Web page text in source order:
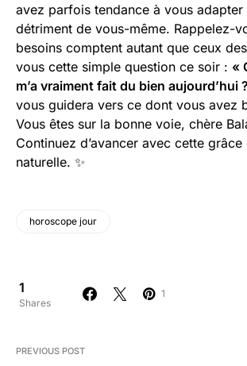
avez parfois tendance à vous adapter
détriment de vous-même. Rappelez-
besoins comptent autant que ceux
vous cette simple question ce soir : «
m’a vraiment fait du bien aujourd’hui
vous guidera vers ce dont vous avez
Vous êtes sur la bonne voie, chère
Continuez d’avancer avec cette
naturelle. ✨
horoscope jour
1
Shares
1
PREVIOUS POST